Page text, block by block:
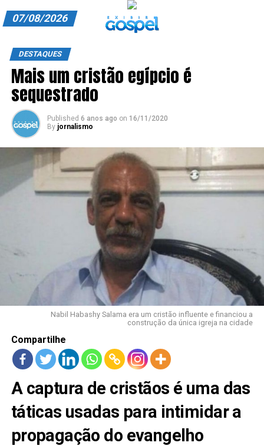
ANUNCIE CONOSCO
ASSINE
CARRINHO
EDITORIAL
ENTREVISTAS
EXPEDIENTE
FINALIZAR COMPRA
LANÇAMENTOS
07/08/2026
DESTAQUES
Mais um cristão egípcio é
sequestrado
Published 6 anos ago on 16/11/2020
By jornalismo
Nabil Habashy Salama era um cristão influente e financiou a
construção da única igreja na cidade
Compartilhe
A captura de cristãos é uma das
táticas usadas para intimidar a
propagação do evangelho